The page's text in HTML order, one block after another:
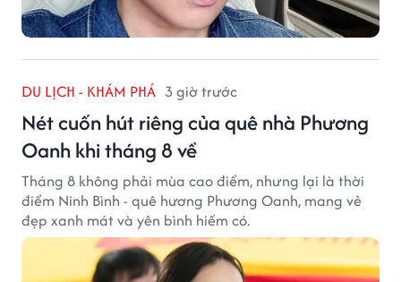
DU LỊCH - KHÁM PHÁ 3 giờ trước
Nét cuốn hút riêng của quê nhà Phương
Oanh khi tháng 8 về
Tháng 8 không phải mùa cao điểm, nhưng lại là thời
điểm Ninh Bình - quê hương Phương Oanh, mang vẻ
đẹp xanh mát và yên bình hiếm có.